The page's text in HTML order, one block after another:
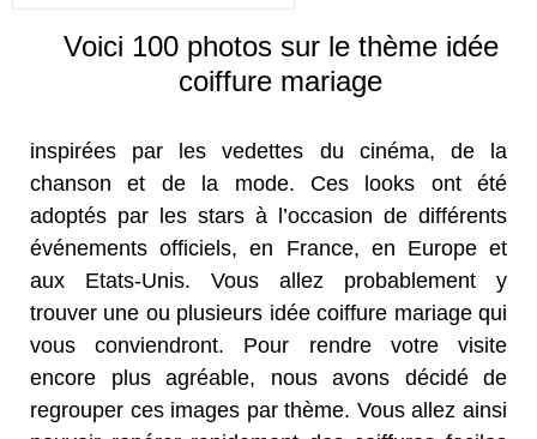
Voici 100 photos sur le thème idée
coiffure mariage
inspirées par les vedettes du cinéma, de la
chanson et de la mode. Ces looks ont été
adoptés par les stars à l’occasion de différents
événements officiels, en France, en Europe et
aux Etats-Unis. Vous allez probablement y
trouver une ou plusieurs idée coiffure mariage qui
vous conviendront. Pour rendre votre visite
encore plus agréable, nous avons décidé de
regrouper ces images par thème. Vous allez ainsi